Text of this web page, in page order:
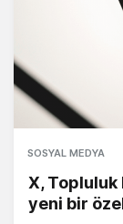
SOSYAL MEDYA
X, Topluluk
yeni bir